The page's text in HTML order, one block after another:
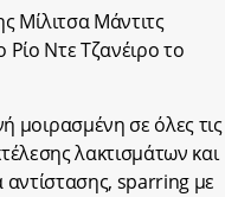
Μίλιτσα Μάντιτς
Ρίο Ντε Τζανέιρο το
μοιρασμένη σε όλες τις
λακτισμάτων και
αντίστασης, sparring με